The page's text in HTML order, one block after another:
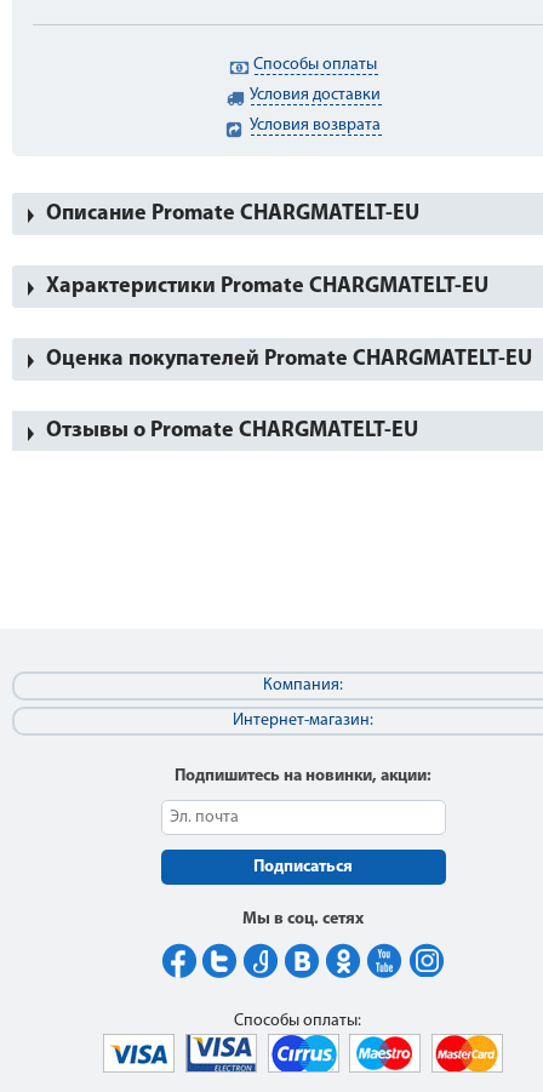
Способы оплаты
Условия доставки
Условия возврата
Описание Promate CHARGMATELT-EU
Характеристики Promate CHARGMATELT-EU
Оценка покупателей Promate CHARGMATELT-EU
Отзывы о Promate CHARGMATELT-EU
Компания:
Интернет-магазин:
Подпишитесь на новинки, акции:
Подписаться
Мы в соц. сетях
Способы оплаты: